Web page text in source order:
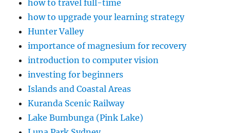
how to travel full-time
how to upgrade your learning strategy
Hunter Valley
importance of magnesium for recovery
introduction to computer vision
investing for beginners
Islands and Coastal Areas
Kuranda Scenic Railway
Lake Bumbunga (Pink Lake)